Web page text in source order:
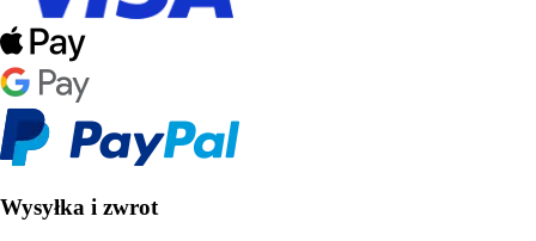
Wysyłka i zwrot